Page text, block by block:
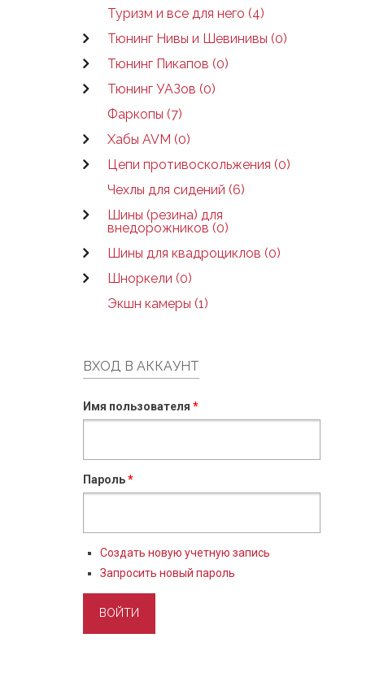
Туризм и все для него (4)
Тюнинг Нивы и Шевинивы (0)
Тюнинг Пикапов (0)
Тюнинг УАЗов (0)
Фаркопы (7)
Хабы AVM (0)
Цепи противоскольжения (0)
Чехлы для сидений (6)
Шины (резина) для
внедорожников (0)
Шины для квадроциклов (0)
Шноркели (0)
Экшн камеры (1)
ВХОД В АККАУНТ
Имя пользователя *
Пароль*
Создать новую учетную запись
Запросить новый пароль